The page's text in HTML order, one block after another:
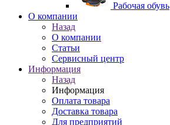
Рабочая обувь
O компании
Назад
O компании
Статьи
Сервисный центр
Информация
Назад
Информация
Оплата товара
Доставка товара
Для предприятий